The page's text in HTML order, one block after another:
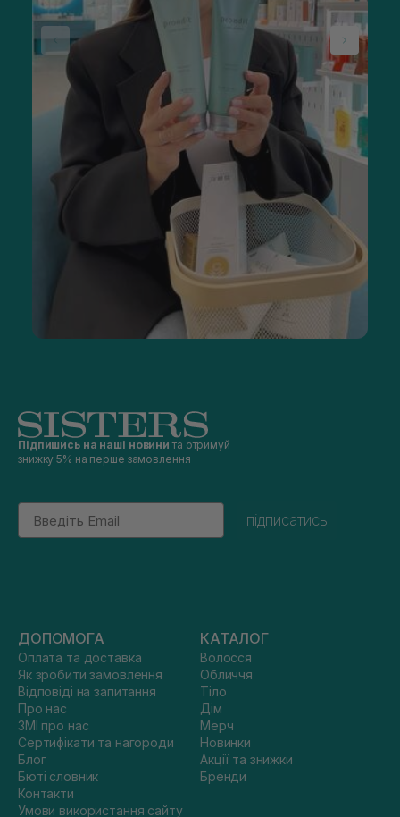
Підпишись на наші новини та отримуй
знижку 5% на перше замовлення
Email
підписатись
ДОПОМОГА
Оплата та доставка
Як зробити замовлення
Відповіді на запитання
Про нас
ЗМІ про нас
Сертифікати та нагороди
Блог
Бюті словник
Контакти
Умови використання сайту
КАТАЛОГ
Волосся
Обличчя
Тіло
Дім
Мерч
Новинки
Акції та знижки
Бренди